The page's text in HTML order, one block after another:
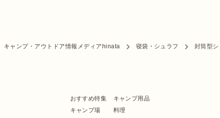
キャンプ・アウトドア情報メディアhinata 寝袋・シュラフ 封筒型
おすすめ特集
キャンプ用品
キャンプ場
料理